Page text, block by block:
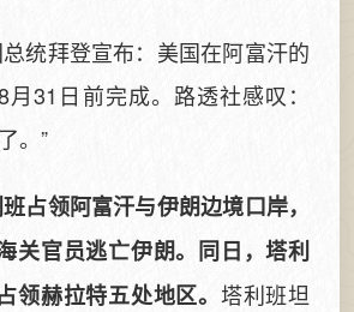
统拜登宣布：美国在阿富汗的
31日前完成。路透社感叹：
。”
占领阿富汗与伊朗边境口岸，
关官员逃亡伊朗。同日，塔利
领赫拉特五处地区。 塔利班坦